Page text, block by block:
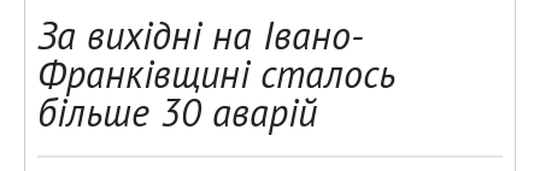
За вихідні на Івано-
Франківщині сталось
більше 30 аварій